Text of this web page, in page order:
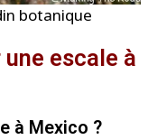
botanique
escale à
à Mexico ?